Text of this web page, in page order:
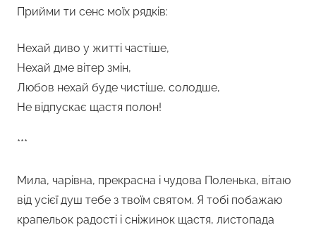
Прийми ти сенс моїх рядків:
Нехай диво у житті частіше,
Нехай дме вітер змін,
Любов нехай буде чистіше, солодше,
Не відпускає щастя полон!
***
Мила, чарівна, прекрасна і чудова Поленька, вітаю
від усієї душ тебе з твоїм святом. Я тобі побажаю
крапельок радості і сніжинок щастя, листопада